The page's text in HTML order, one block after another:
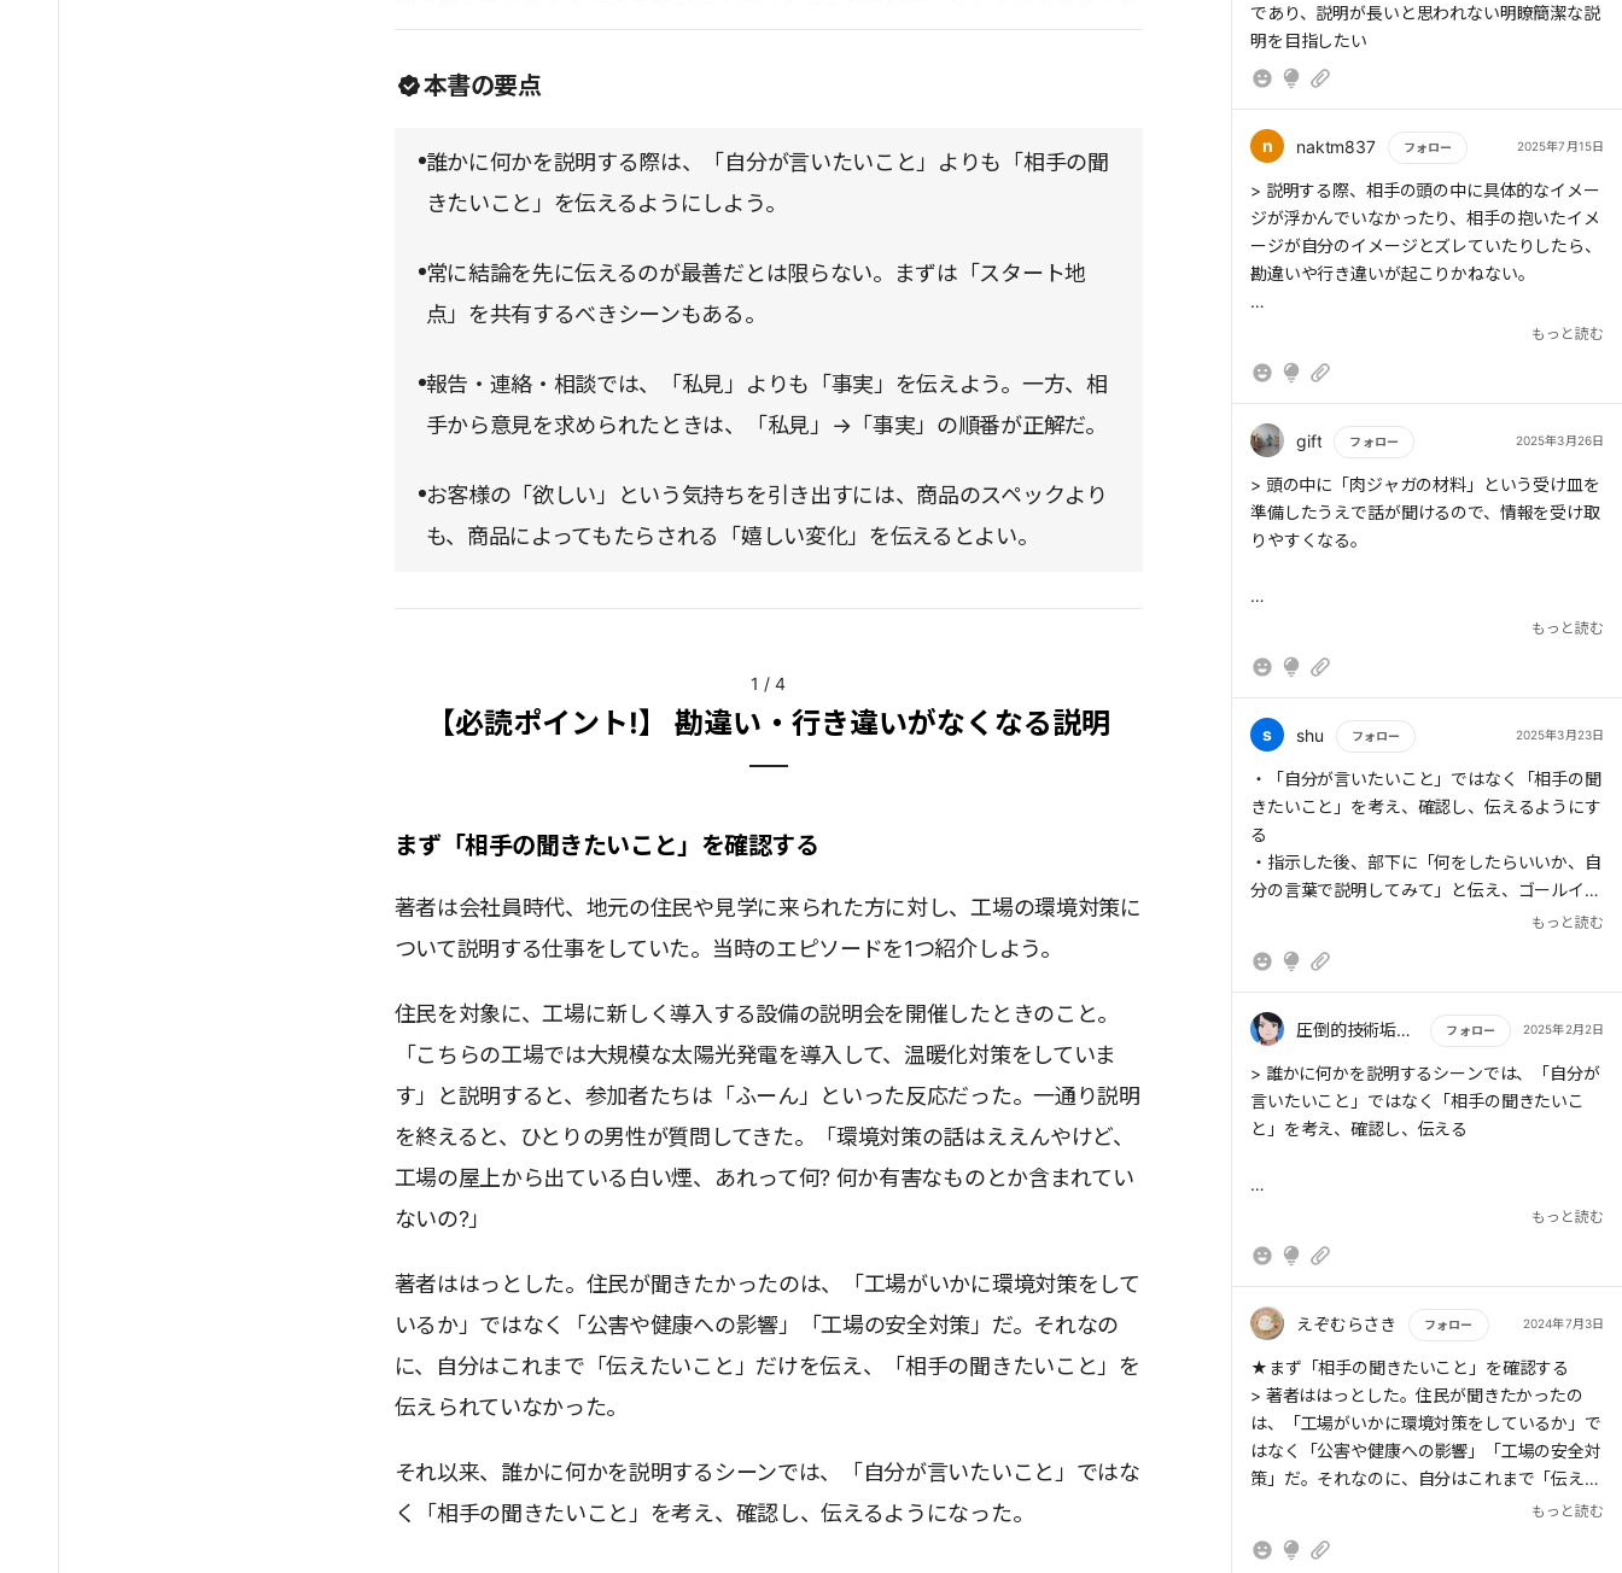
本書の要点
誰かに何かを説明する際は、「自分が言いたいこと」よりも「相手の聞
きたいこと」を伝えるようにしよう。
常に結論を先に伝えるのが最善だとは限らない。まずは「スタート地
点」を共有するべきシーンもある。
報告・連絡・相談では、「私見」よりも「事実」を伝えよう。一方、相
手から意見を求められたときは、「私見」→「事実」の順番が正解だ。
お客様の「欲しい」という気持ちを引き出すには、商品のスペックより
も、商品によってもたらされる「嬉しい変化」を伝えるとよい。
1 / 4
【必読ポイント!】 勘違い・行き違いがなくなる説明
まず「相手の聞きたいこと」を確認する
著者は会社員時代、地元の住民や見学に来られた方に対し、工場の環境対策に
ついて説明する仕事をしていた。当時のエピソードを1つ紹介しよう。
住民を対象に、工場に新しく導入する設備の説明会を開催したときのこと。
「こちらの工場では大規模な太陽光発電を導入して、温暖化対策をしていま
す」と説明すると、参加者たちは「ふーん」といった反応だった。一通り説明
を終えると、ひとりの男性が質問してきた。「環境対策の話はええんやけど、
工場の屋上から出ている白い煙、あれって何? 何か有害なものとか含まれてい
ないの?」
著者ははっとした。住民が聞きたかったのは、「工場がいかに環境対策をして
いるか」ではなく「公害や健康への影響」「工場の安全対策」だ。それなの
に、自分はこれまで「伝えたいこと」だけを伝え、「相手の聞きたいこと」を
伝えられていなかった。
それ以来、誰かに何かを説明するシーンでは、「自分が言いたいこと」ではな
く「相手の聞きたいこと」を考え、確認し、伝えるようになった。
「結論が先」形式で説明しても、相手には伝わ
らないのだ。例えば商談で、最初の面談で話を
した人と、次の面談で話をする人が変わったと
金額は○○円です」と話し始めたとしたら、ど
うだろう。場合によっては、相手は「何の
話?」と混乱するかもしれない。ここでの賢い
伝え方は、「前回のA部長との打合せでは、見
積金額を提示するようにとのことでしたので、
「今日は見積金額の話がスタート地点です」と
いう前提を共有すると、相手を迷子にさせずに
済む。
> 「事実」→「私見」の順で伝えるビジネスに
おいて「報告」「連絡」「相談」をする際、大
事なのは「事実から伝える」ことだ。自分の意
見は、尋ねられて初めて伝えるくらいでちょう
どいい。上司から「商談はどうだった?」と聞
た」と答えたら、上司には商談の様子がまった
く伝わらない。一方で、「今日の商談には、先
『この見積額で明日の部内会議にかけてみる
状況が正しく伝わる。Aさんは「まずまず」だ
長は、見積の査定が厳しいから、部内会議で値
下げの話が出るかもしれないな」「さらに値下
げを要求されたときのための対策案を準備して
おこう」などと判断できるかもしれない。意見
を求められたら「私見」→「事実」の順で話す
報告・連絡・相談の基本は「事実」から伝える
ことだ。だが一方で、「○○の件について、ど
自分の意見や解釈を伝え、その理由として事実
を伝える」という順番が正解だ。「どう思
う?」と聞かれたら、まず「こう思う」と答え
よう。そのうえで、その意見の根拠となる「事
実」を付け加えればいい。「私はこう思いま
の話がかみ合うだけでなく、意見の納得感が増
であり、説明が長いと思われない明瞭簡潔な説
明を目指したい
n naktm837 フォロー 2025年7月15日
もっと読む
> 説明する際、相手の頭の中に具体的なイメー
ジが浮かんでいなかったり、相手の抱いたイメ
ージが自分のイメージとズレていたりしたら、
勘違いや行き違いが起こりかねない。
> 誰かに何かを説明するシーンでは、「自分が
と」を考え、確認し、伝えるよう
> 「報告」「連絡」「相談」をする際、大事な
や解釈を伝え、その理由として事実を伝える」
という順番が正
もっと読む
gift フォロー 2025年3月26日
もっと読む
> 頭の中に「肉ジャガの材料」という受け皿を
準備したうえで話が聞けるので、情報を受け取
りやすくなる。
クが欲しいからではなく、その商品が私たちに
らだ。
もっと読む
s shu フォロー 2025年3月23日
もっと読む
・「自分が言いたいこと」ではなく「相手の聞
きたいこと」を考え、確認し、伝えるようにす
る
・指示した後、部下に「何をしたらいいか、自
分の言葉で説明してみて」と伝え、ゴールイメ
まり」「例えば」「具体的には」
使う→解釈の違いが起きずに済む
・「嬉しい変化」を示す
もっと読む
圧倒的技術垢さくぞー フォロー 2025年2月2日
もっと読む
> 誰かに何かを説明するシーンでは、「自分が
言いたいこと」ではなく「相手の聞きたいこ
と」を考え、確認し、伝える
> 相手と自分のイメージを一致させる
もっと読む
えぞむらさき フォロー 2024年7月3日
もっと読む
★まず「相手の聞きたいこと」を確認する
> 著者ははっとした。住民が聞きたかったの
は、「工場がいかに環境対策をしているか」で
はなく「公害や健康への影響」「工場の安全対
策」だ。それなのに、自分はこれまで「伝えた
いこと」だけを伝え、「相手の聞きたいこと」
★部下と「完了」というゴールのイメージを共
もっと読む